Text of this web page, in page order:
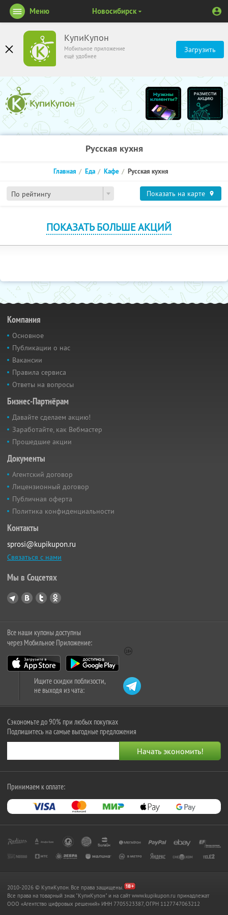
КупиКупон
Мобильное приложение
ещё удобнее
Загрузить
Меню Новосибирск
Русская кухня
По рейтингу
Главная Еда Кафе Русская кухня
Показать на карте
ПОКАЗАТЬ БОЛЬШЕ АКЦИЙ
Компания
Основное
Публикации о нас
Вакансии
Правила сервиса
Ответы на вопросы
Бизнес-Партнёрам
Давайте сделаем акцию!
Заработайте, как Вебмастер
Прошедшие акции
Документы
Агентский договор
Лицензионный договор
Публичная оферта
Политика конфиденциальности
Контакты
sprosi@kupikupon.ru
Связаться с нами
Мы в Соцсетях
Все наши купоны доступны
через Мобильное Приложение:
Ищите скидки поблизости,
не выходя из чата:
Сэкономьте до 90% при любых покупках
Подпишитесь на самые выгодные предложения
Принимаем к оплате:
2010-2026 © КупиКупон. Все права защищены.
Все права на товарный знак "КупиКупон" и на сайт www.kupikupon.ru принадлежат
OOO «Агентство цифровых решений» ИНН 7705523387, ОГРН 1127747063212